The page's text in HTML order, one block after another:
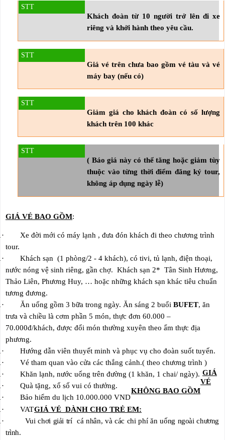
Khách đoàn từ 10 người trở lên đi xe
riêng và khởi hành theo yêu cầu.
Giá vé trên chưa bao gồm vé tàu và vé
máy bay (nếu có)
Giảm giá cho khách đoàn có số lượng
khách trên 100 khác
( Báo giá này có thể tăng hoặc giảm tùy
thuộc vào từng thời điểm đăng ký tour,
không áp dụng ngày lễ)
GIÁ VÉ BAO GỒM:
·
Xe đời mới có máy lạnh , đưa đón khách đi theo chương trình
tour.
·
Khách sạn (1 phòng/2 - 4 khách), có tivi, tủ lạnh, điện thoại,
nước nóng vệ sinh riêng, gần chợ. Khách sạn 2* Tân Sinh Hương,
Thảo Liên, Phương Huy, … hoặc những khách sạn khác tiêu chuẩn
tương đương.
· Ăn uống gồm 3 bữa trong ngày. Ăn sáng 2 buổi BUFET, ăn
trưa và chiều là cơm phần 5 món, thực đơn 60.000 –
70.000đ/khách, được đổi món thường xuyên theo ẩm thực địa
phương.
·
Hướng dẫn viên thuyết minh và phục vụ cho đoàn suốt tuyến.
·
Vé tham quan vào cửa các thắng cảnh.( theo chương trình )
·
Khăn lạnh, nước uống trên đường (1 khăn, 1 chai/ ngày).
·
Quà tặng, xổ số vui có thưởng.
· Bảo hiểm du lịch 10.000.000 VND
GIÁ
VÉ
KHÔNG BAO GỒM
·
VAT
· Vui chơi giải trí cá nhân, và các chi phí ăn uống ngoài chương
trình.
GIÁ VÉ DÀNH CHO TRẺ EM: